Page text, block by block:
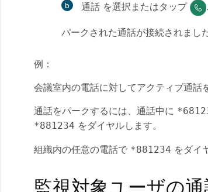
通話 を選択またはタップ .
パークされた通話が接続されました
例：
会議室内の電話に対してアクティブ通話
通話をパークするには、通話中に
*881234 をダイヤルします。
組織内の任意の電話で *881234 をダイ
監視対象ユーザの